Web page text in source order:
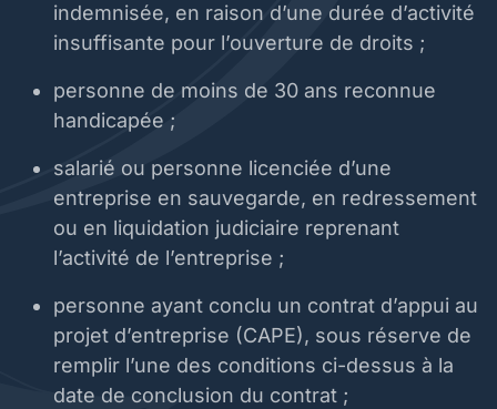
indemnisée, en raison d’une durée d’activité
insuffisante pour l’ouverture de droits ;
personne de moins de 30 ans reconnue
handicapée ;
salarié ou personne licenciée d’une
entreprise en sauvegarde, en redressement
ou en liquidation judiciaire reprenant
l’activité de l’entreprise ;
personne ayant conclu un contrat d’appui au
projet d’entreprise (CAPE), sous réserve de
remplir l’une des conditions ci-dessus à la
date de conclusion du contrat ;